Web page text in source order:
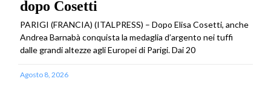
dopo Cosetti
PARIGI (FRANCIA) (ITALPRESS) – Dopo Elisa Cosetti, anche
Andrea Barnabà conquista la medaglia d’argento nei tuffi
dalle grandi altezze agli Europei di Parigi. Dai 20
Agosto 8, 2026